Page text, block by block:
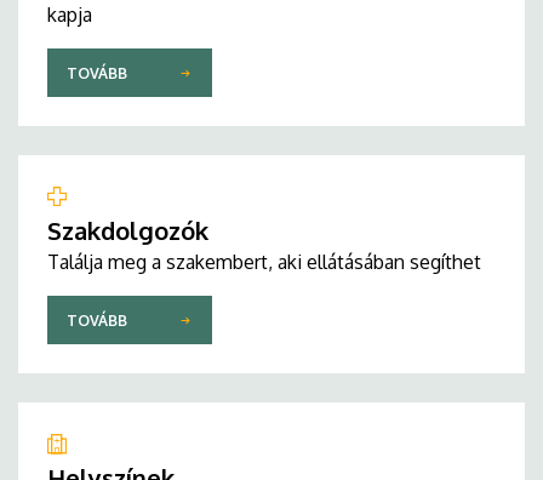
kapja
TOVÁBB
Szakdolgozók
Találja meg a szakembert, aki ellátásában segíthet
TOVÁBB